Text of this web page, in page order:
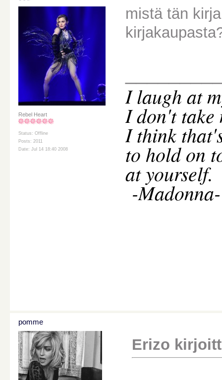
Rebel Heart
Status: Offline
Posts: 2011
Date: Jul 14 18:40 2008
mistä tän
Ilaugh at
I don't take
I think
to hold on
at yourself.
-Madonna-
pomme
Erizo